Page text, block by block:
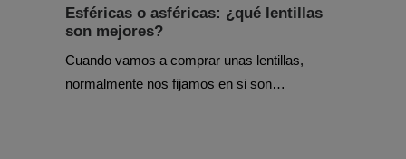
Esféricas o asféricas: ¿qué lentillas
son mejores?
Cuando vamos a comprar unas lentillas,
normalmente nos fijamos en si son…